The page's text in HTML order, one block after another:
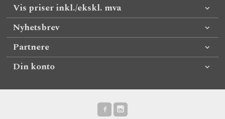
Vis priser inkl./ekskl. mva
Nyhetsbrev
Partnere
Din konto